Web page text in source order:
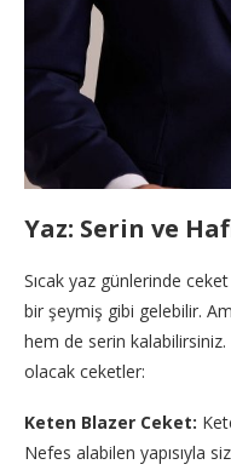
Yaz: Serin ve
Sıcak yaz günlerinde
bir şeymiş gibi gelebilir.
hem de serin kalabilirsiniz.
olacak ceketler:
Keten Blazer Ceket:
Nefes alabilen yapısıyla